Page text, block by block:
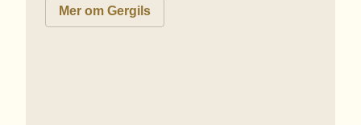
Mer om Gergils